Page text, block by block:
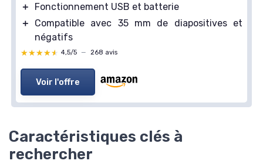
＋
Fonctionnement USB et batterie
＋
Compatible avec 35 mm de diapositives et
négatifs
★★★★★
★★★★★ 4,5/5 — 268 avis
Voir l'offre
Caractéristiques clés à
rechercher